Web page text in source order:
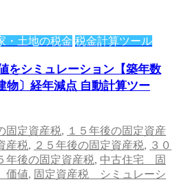
・土地の税金 税金計算ツール
をシミュレーション【築年数
物〕経年減点 自動計算ツー
固定資産税, １５年後の固定資産
産税, ２５年後の固定資産税, ３０
年後の固定資産税, 中古住宅 固
価値, 固定資産税 シミュレーシ